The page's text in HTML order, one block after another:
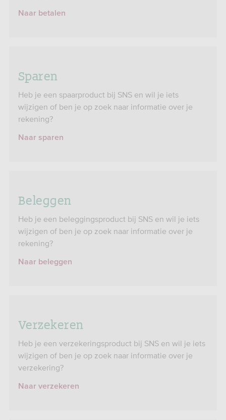
Naar betalen
Sparen
Heb je een spaarproduct bij SNS en wil je iets
wijzigen of ben je op zoek naar informatie over je
rekening?
Naar sparen
Beleggen
Heb je een beleggingsproduct bij SNS en wil je iets
wijzigen of ben je op zoek naar informatie over je
rekening?
Naar beleggen
Verzekeren
Heb je een verzekeringsproduct bij SNS en wil je iets
wijzigen of ben je op zoek naar informatie over je
verzekering?
Naar verzekeren